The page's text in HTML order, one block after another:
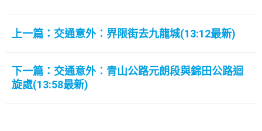
上一篇：交通意外︰界限街去九龍城(13:12最新)
下一篇：交通意外︰青山公路元朗段與錦田公路迴
旋處(13:58最新)